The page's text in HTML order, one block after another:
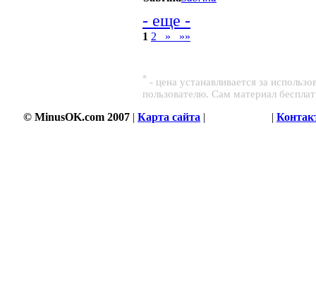
- еще -
1 2 » »»
* - цена устанавливается за
пользователю. Сам материал
© MinusOK.com 2007 | Карта сайта | |